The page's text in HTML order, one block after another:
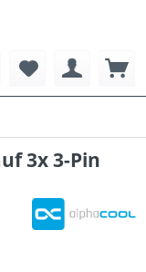
3x 3-Pin